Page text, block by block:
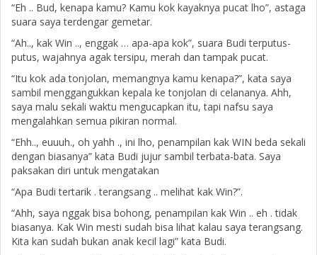
“Eh .. Bud, kenapa kamu? Kamu kok kayaknya pucat lho”, astaga
suara saya terdengar gemetar.
“Ah.., kak Win .., enggak … apa-apa kok”, suara Budi terputus-
putus, wajahnya agak tersipu, merah dan tampak pucat.
“Itu kok ada tonjolan, memangnya kamu kenapa?”, kata saya
sambil menggangukkan kepala ke tonjolan di celananya. Ahh,
saya malu sekali waktu mengucapkan itu, tapi nafsu saya
mengalahkan semua pikiran normal.
“Ehh.., euuuh., oh yahh ., ini lho, penampilan kak WIN beda sekali
dengan biasanya” kata Budi jujur sambil terbata-bata. Saya
paksakan diri untuk mengatakan
“Apa Budi tertarik . terangsang .. melihat kak Win?”.
“Ahh, saya nggak bisa bohong, penampilan kak Win .. eh . tidak
biasanya. Kak Win mesti sudah bisa lihat kalau saya terangsang.
Kita kan sudah bukan anak kecil lagi” kata Budi.